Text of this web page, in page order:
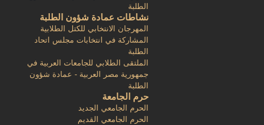
الطلبة
نشاطات عمادة شؤون الطلبة
المهرجان الانتخابي للكتل الطلابية
المشاركة في انتخابات مجلس اتحاد
الطلبة
الملتقى الطلابي للجامعات العربية في
جمهورية مصر العربية - عمادة شؤون
الطلبة
حرم الجامعة
الحرم الجامعي الجديد
الحرم الجامعي القديم